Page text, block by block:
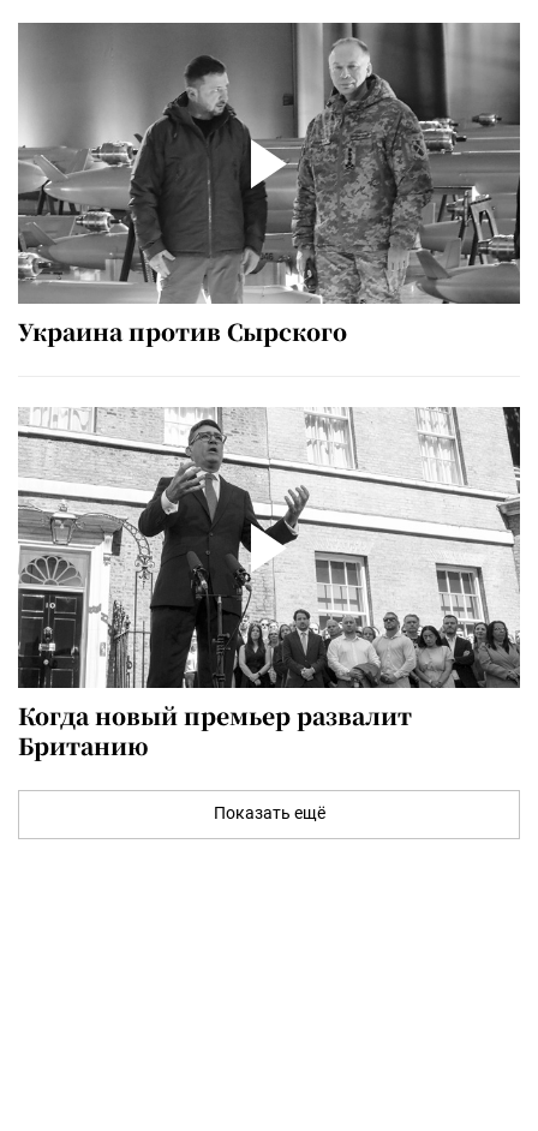
Украина против Сырского
Когда новый премьер развалит
Британию
Показать ещё